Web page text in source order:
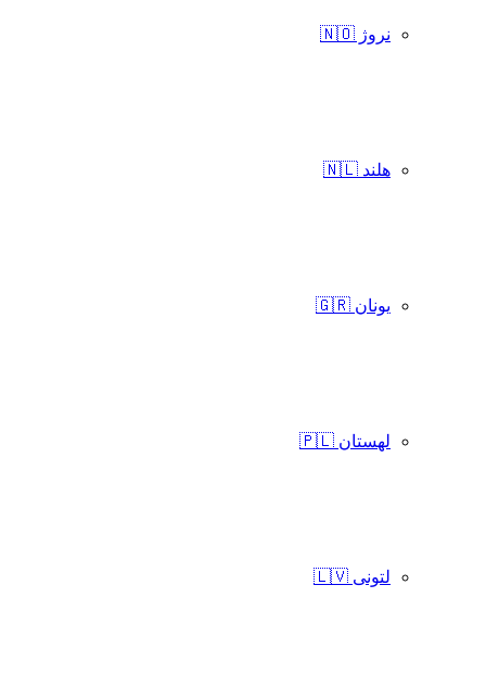
نروژ 🇳🇴
هلند 🇳🇱
یونان 🇬🇷
لهستان 🇵🇱
لتونی 🇱🇻